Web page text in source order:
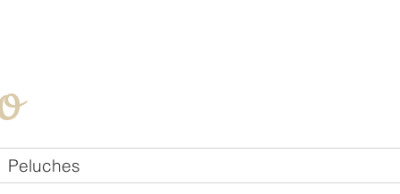
Peluches